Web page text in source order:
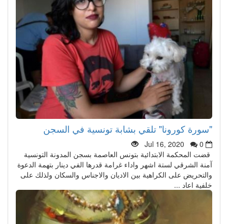
"سورة كورونا" تلقي بشابة تونسية في السجن
Jul 16, 2020
0
قضت المحكمة الابتدائية بتونس العاصمة بسجن المدونة التونسية
آمنة الشرقي لستة اشهر واداء غرامة قدرها الفي دينار بتهمة الدعوة
والتحريض على الكراهية بين الاديان والاجناس والسكان ولذلك على
خلفية اعاد ...